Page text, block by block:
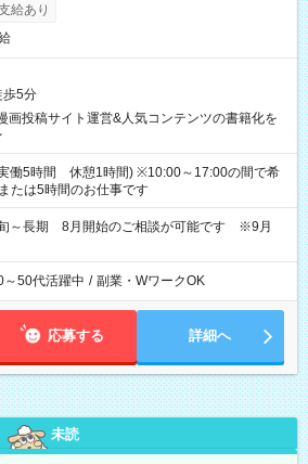
給あり
歩5分
画投稿サイト運営&人気コンテンツの書籍化を
働5時間 休憩1時間) ※10:00～17:00の間で希
たは5時間のお仕事です
～長期 8月開始のご相談が可能です ※9月
～50代活躍中 / 副業・WワークOK
応募する 詳細へ
未読